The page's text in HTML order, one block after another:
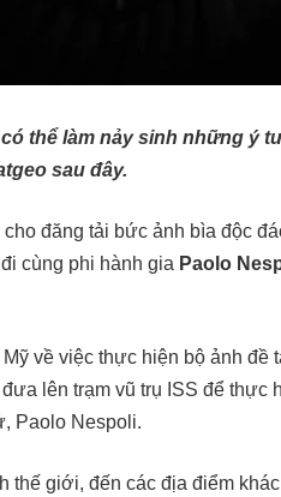
thể làm nảy sinh những ý
sau đây.
cho đăng tải bức ảnh bìa độc
cùng phi hành gia Paolo
về việc thực hiện bộ ảnh đề
lên trạm vũ trụ ISS để thực
Paolo Nespoli.
giới, đến các địa điểm